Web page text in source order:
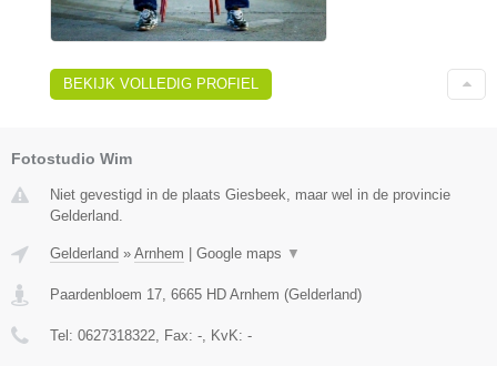
BEKIJK VOLLEDIG PROFIEL
Fotostudio Wim
Niet gevestigd in de plaats Giesbeek, maar wel in de provincie
Gelderland.
Gelderland » Arnhem Google maps ▼
Paardenbloem 17 6665 HD Arnhem (Gelderland)
Tel: 0627318322 , Fax: - , KvK: -